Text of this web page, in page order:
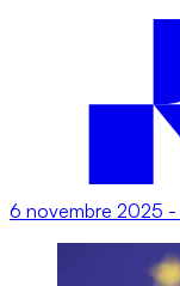
6 novembre 2025 -